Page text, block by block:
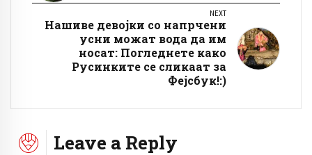
NEXT
Нашиве девојки со напрчени
усни можат вода да им
носат: Погледнете како
Русинките се сликаат за
Фејсбук!:)
Leave a Reply